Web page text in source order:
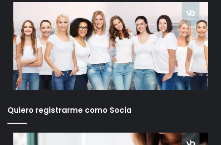
Quiero registrarme como Socia